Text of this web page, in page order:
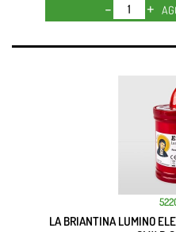
LA BRIANTINA LUMINO